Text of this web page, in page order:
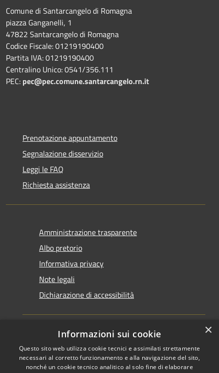
Comune di Santarcangelo di Romagna
piazza Ganganelli, 1
47822 Santarcangelo di Romagna
Codice Fiscale: 01219190400
Partita IVA: 01219190400
Centralino Unico: 0541/356.111
PEC: pec@pec.comune.santarcangelo.rn.it
Prenotazione appuntamento
Segnalazione disservizio
Leggi le FAQ
Richiesta assistenza
Amministrazione trasparente
Albo pretorio
Informativa privacy
Note legali
Dichiarazione di accessibilità
RSS
Accessibilità
Copyright © 2026 • Comune di
Santarcangelo di Romagna •
×
Informazioni sui cookie
Questo sito web utilizza cookie tecnici e assimilati strettamente
necessari al corretto funzionamento e alla navigazione del sito,
nonché un cookie tecnico analitico al solo fine di elaborare